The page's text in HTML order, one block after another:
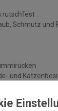
rutschfest
Schmutz und
und
und